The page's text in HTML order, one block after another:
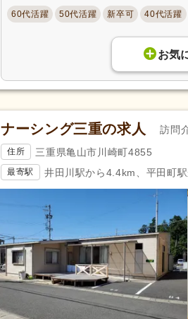
60代活躍 50代活躍 新卒可 40代活躍
お気
ナーシング三重の求人 訪問
住所 三重県亀山市川崎町4855
最寄駅 井田川駅から4.4km、平田町